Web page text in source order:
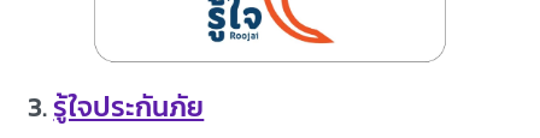
3.รู้ใจประกันภัย